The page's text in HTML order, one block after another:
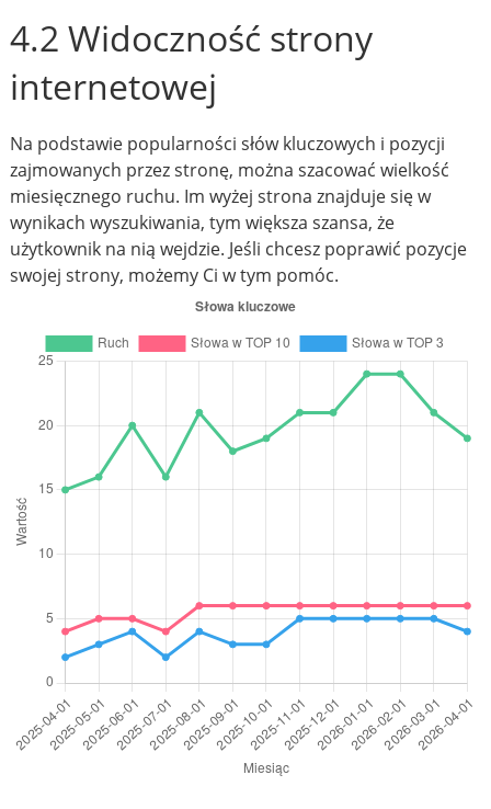
4.2 Widoczność strony
internetowej
Na podstawie popularności słów kluczowych i pozycji
zajmowanych przez stronę, można szacować wielkość
miesięcznego ruchu. Im wyżej strona znajduje się w
wynikach wyszukiwania, tym większa szansa, że
użytkownik na nią wejdzie. Jeśli chcesz poprawić pozycje
swojej strony, możemy Ci w tym pomóc.